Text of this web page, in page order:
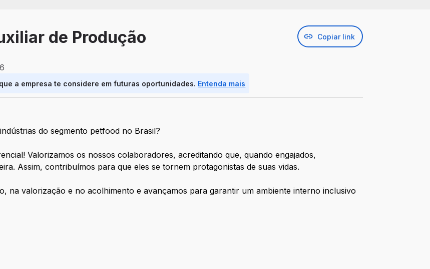
de Produção Copiar link
a empresa te considere em futuras oportunidades. Entenda mais
do segmento petfood no Brasil?
Valorizamos os nossos colaboradores, acreditando que, quando engajados,
Assim, contribuímos para que eles se tornem protagonistas de suas vidas.
na valorização e no acolhimento e avançamos para garantir um ambiente interno inclusivo